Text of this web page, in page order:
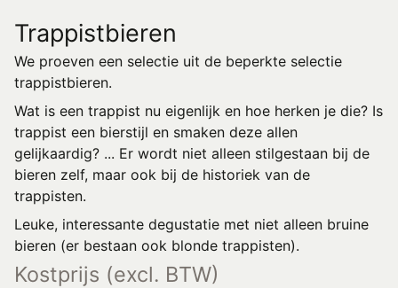
Trappistbieren
We proeven een selectie uit de beperkte selectie
trappistbieren.
Wat is een trappist nu eigenlijk en hoe herken je die? Is
trappist een bierstijl en smaken deze allen
gelijkaardig? ... Er wordt niet alleen stilgestaan bij de
bieren zelf, maar ook bij de historiek van de
trappisten.
Leuke, interessante degustatie met niet alleen bruine
bieren (er bestaan ook blonde trappisten).
Kostprijs (excl. BTW)